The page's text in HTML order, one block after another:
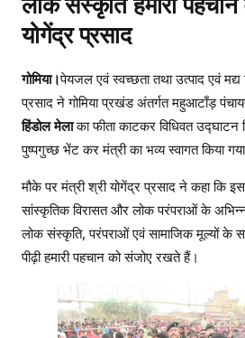
योगेंद्र प्रसाद
गोमिया।पेयजल एवं स्वच्छता तथा उत्पाद एवं मद्य
प्रसाद ने गोमिया प्रखंड अंतर्गत महुआटाँड़
हिंडोल मेलाका फीता काटकर विधिवत
पुष्पगुच्छ भेंट कर मंत्री का भव्य स्वागत किया
मौके पर मंत्री श्री योगेंद्र प्रसाद ने कहा कि
सांस्कृतिक विरासत और लोक परंपराओं के
लोक संस्कृति, परंपराओं एवं सामाजिक मूल्यों के
पीढ़ी हमारी पहचान को संजोए रखते हैं।